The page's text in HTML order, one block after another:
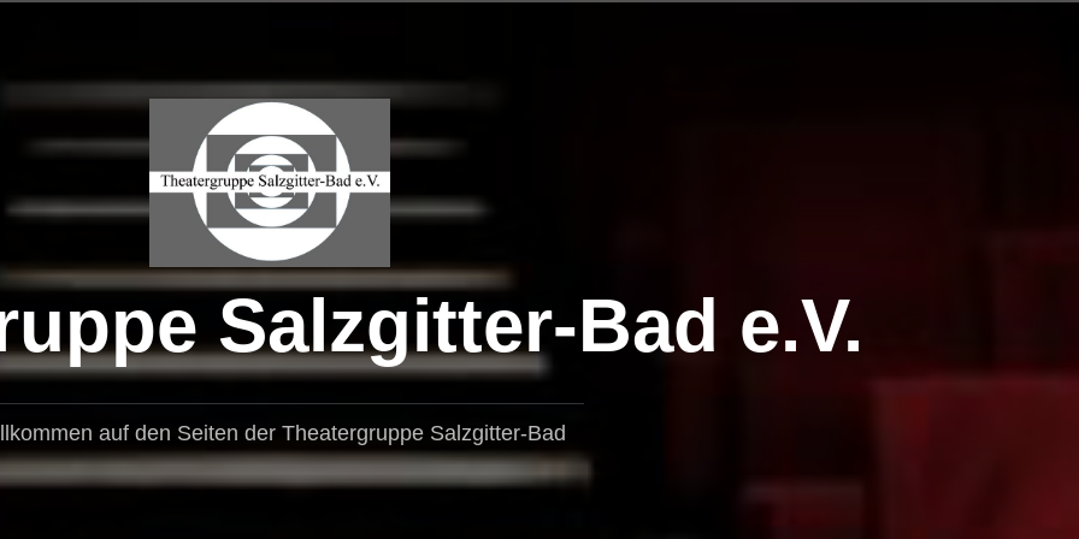
Salzgitter-Bad e.V.
auf den Seiten der Theatergruppe Salzgitter-Bad